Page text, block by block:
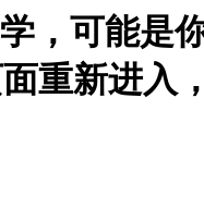
，可能是
重新进入